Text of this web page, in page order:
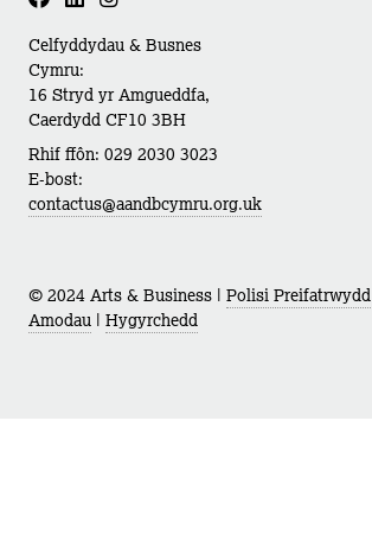
Celfyddydau & Busnes
Cymru:
16 Stryd yr Amgueddfa,
Caerdydd CF10 3BH
Rhif ffôn: 029 2030 3023
E-bost:
contactus@aandbcymru.org.uk
© 2024 Arts & Business | Polisi Preifatrwydd
Amodau | Hygyrchedd